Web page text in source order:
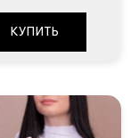
составляла
7600,00₽.
КУПИТЬ